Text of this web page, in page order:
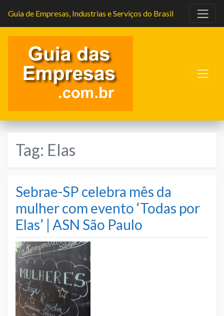
Guia de Empresas, Industrias e Serviços do Brasil
Tag: Elas
Sebrae-SP celebra mês da
mulher com evento ‘Todas por
Elas’ | ASN São Paulo